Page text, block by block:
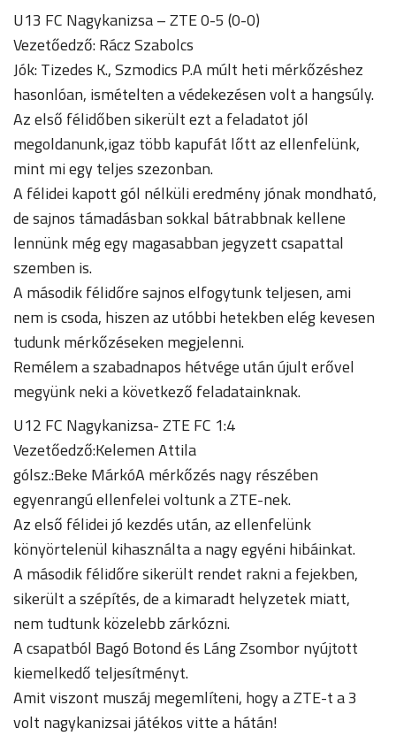
U13 FC Nagykanizsa – ZTE 0-5 (0-0)
Vezetőedző: Rácz Szabolcs
Jók: Tizedes K., Szmodics P.A múlt heti mérkőzéshez
hasonlóan, ismételten a védekezésen volt a hangsúly.
Az első félidőben sikerült ezt a feladatot jól
megoldanunk,igaz több kapufát lőtt az ellenfelünk,
mint mi egy teljes szezonban.
A félidei kapott gól nélküli eredmény jónak mondható,
de sajnos támadásban sokkal bátrabbnak kellene
lennünk még egy magasabban jegyzett csapattal
szemben is.
A második félidőre sajnos elfogytunk teljesen, ami
nem is csoda, hiszen az utóbbi hetekben elég kevesen
tudunk mérkőzéseken megjelenni.
Remélem a szabadnapos hétvége után újult erővel
megyünk neki a következő feladatainknak.
U12 FC Nagykanizsa- ZTE FC 1:4
Vezetőedző:Kelemen Attila
gólsz.:Beke MárkóA mérkőzés nagy részében
egyenrangú ellenfelei voltunk a ZTE-nek.
Az első félidei jó kezdés után, az ellenfelünk
könyörtelenül kihasználta a nagy egyéni hibáinkat.
A második félidőre sikerült rendet rakni a fejekben,
sikerült a szépítés, de a kimaradt helyzetek miatt,
nem tudtunk közelebb zárkózni.
A csapatból Bagó Botond és Láng Zsombor nyújtott
kiemelkedő teljesítményt.
Amit viszont muszáj megemlíteni, hogy a ZTE-t a 3
volt nagykanizsai játékos vitte a hátán!